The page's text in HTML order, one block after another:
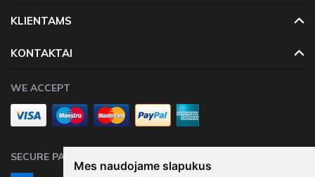
Mes naudojame slapukus
KLIENTAMS
KONTAKTAI
WE ACCEPT
SECURE PAYMENTS